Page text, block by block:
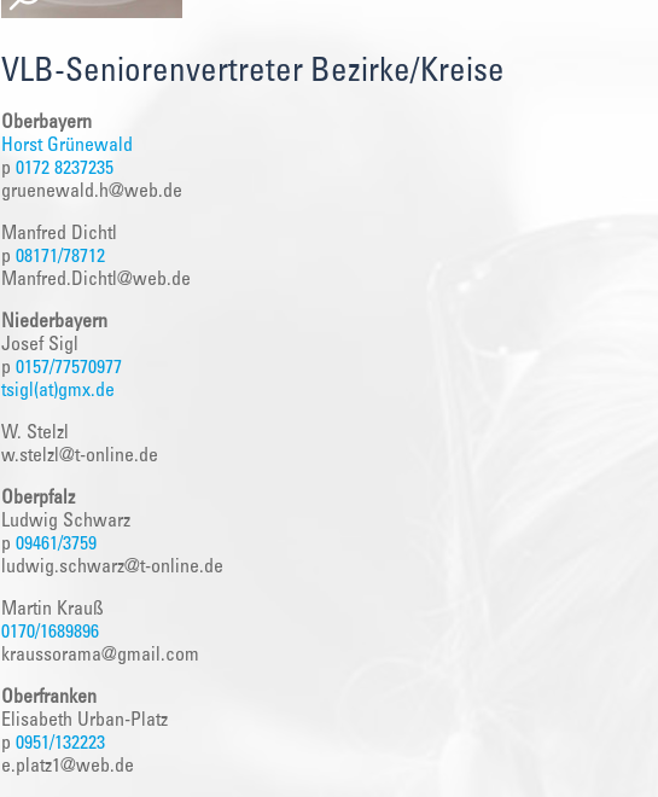
VLB-Seniorenvertreter Bezirke/Kreise
Oberbayern
Horst Grünewald
p 0172 8237235
gruenewald.h@web.de
Manfred Dichtl
p 08171/78712
Manfred.Dichtl@web.de
Niederbayern
Josef Sigl
p 0157/77570977
tsigl(at)gmx.de
W. Stelzl
w.stelzl@t-online.de
Oberpfalz
Ludwig Schwarz
p 09461/3759
ludwig.schwarz@t-online.de
Martin Krauß
0170/1689896
kraussorama@gmail.com
Oberfranken
Elisabeth Urban-Platz
p 0951/132223
e.platz1@web.de